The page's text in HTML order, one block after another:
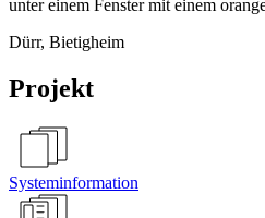
Dürr, Bietigheim
Projekt
Systeminformation